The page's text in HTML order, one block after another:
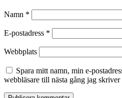
Namn *
E-postadress *
Webbplats
Spara mitt namn, min e-
webbläsare till nästa gång jag skriver